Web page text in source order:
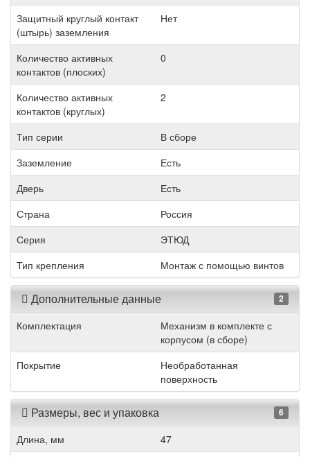
Защитный круглый контакт
(штырь) заземления
Нет
Количество активных
контактов (плоских)
0
Количество активных
контактов (круглых)
2
Тип серии
В сборе
Заземление
Есть
Дверь
Есть
Страна
Россия
Серия
ЭТЮД
Тип крепления
Монтаж с помощью винтов
Дополнительные данные 2
Комплектация
Механизм в комплекте с
корпусом (в сборе)
Покрытие
Необработанная
поверхность
Размеры, вес и упаковка 6
Длина, мм
47